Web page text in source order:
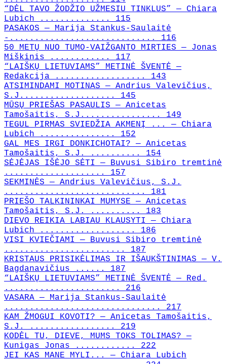
“DĖL TAVO ŽODŽIO UŽMESIU TINKLUS” — Chiara
Lubich .............. 115
PASAKOS — Marija Stankus-Saulaitė
-............................. 116
50 METŲ NUO TUMO-VAIŽGANTO MIRTIES — Jonas
Miškinis ............ 117
“LAIŠKŲ LIETUVIAMS” METINĖ ŠVENTĖ —
Redakcija .................. 143
ATSIMINDAMI MOTINAS — Andrius Valevičius,
S.J................... 145
MŪSŲ PRIEŠAS PASAULIS — Anicetas
Tamošaitis, S.J................ 149
TEGUL PIRMAS SVIEDŽIA AKMENĮ ... — Chiara
Lubich ............... 152
GAL MES IRGI DONKICHOTAI? — Anicetas
Tamošaitis, S.J. .......... 154
SĖJĖJAS IŠĖJO SĖTI — Buvusi Sibiro tremtinė
.................... 157
SEKMINĖS — Andrius Valevičius, S.J.
............................ 181
PRIEŠO TALKININKAI MUMYSE — Anicetas
Tamošaitis, S.J. .......... 183
DIEVO REIKIA LABIAU KLAUSYTI — Chiara
Lubich ................... 186
VISI KVIEČIAMI — Buvusi Sibiro tremtinė
........................ 187
KRISTAUS PRISIKĖLIMAS IR IŠAUKŠTINIMAS — V.
Bagdanavičius ...... 187
“LAIŠKŲ LIETUVIAMS” METINĖ ŠVENTĖ — Red.
....................... 216
VASARA — Marija Stankus-Saulaitė
............................... 217
KAM ŽMOGUI KOVOTI? — Anicetas Tamošaitis,
S.J. ................. 219
KODĖL TU, DIEVE, MUMS TOKS TOLIMAS? —
Kunigas Jonas ............ 222
JEI KAS MANE MYLI... — Chiara Lubich